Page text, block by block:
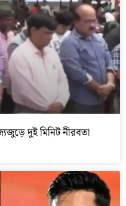
দুই মিনিট নীরবতা